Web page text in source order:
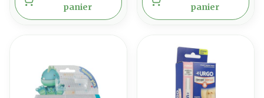
panier
panier